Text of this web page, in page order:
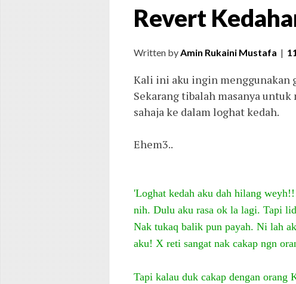
Revert
Written byAmin Rukaini Mustafa |
Kali ini aku ingin menggunakan
Sekarang tibalah masanya
sahaja ke dalam loghat kedah.
Ehem3..
'Loghat kedah aku dah hilang
nih. Dulu aku rasa ok la lagi. Tapi
Nak tukaq balik pun payah. Ni lah
aku! X reti sangat nak cakap ngn
Tapi kalau duk cakap dengan orang